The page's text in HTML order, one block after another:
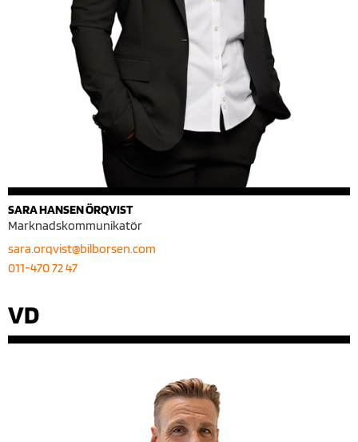
SARA HANSEN ÖRQVIST
Marknadskommunikatör
sara.orqvist@bilborsen.com
011-470 72 47
VD